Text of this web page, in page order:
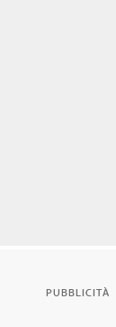
PUBBLICITÀ